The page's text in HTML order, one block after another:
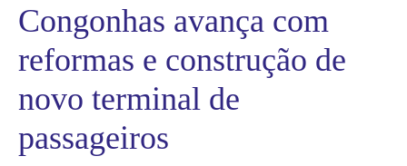
Congonhas avança com
reformas e construção de
novo terminal de
passageiros